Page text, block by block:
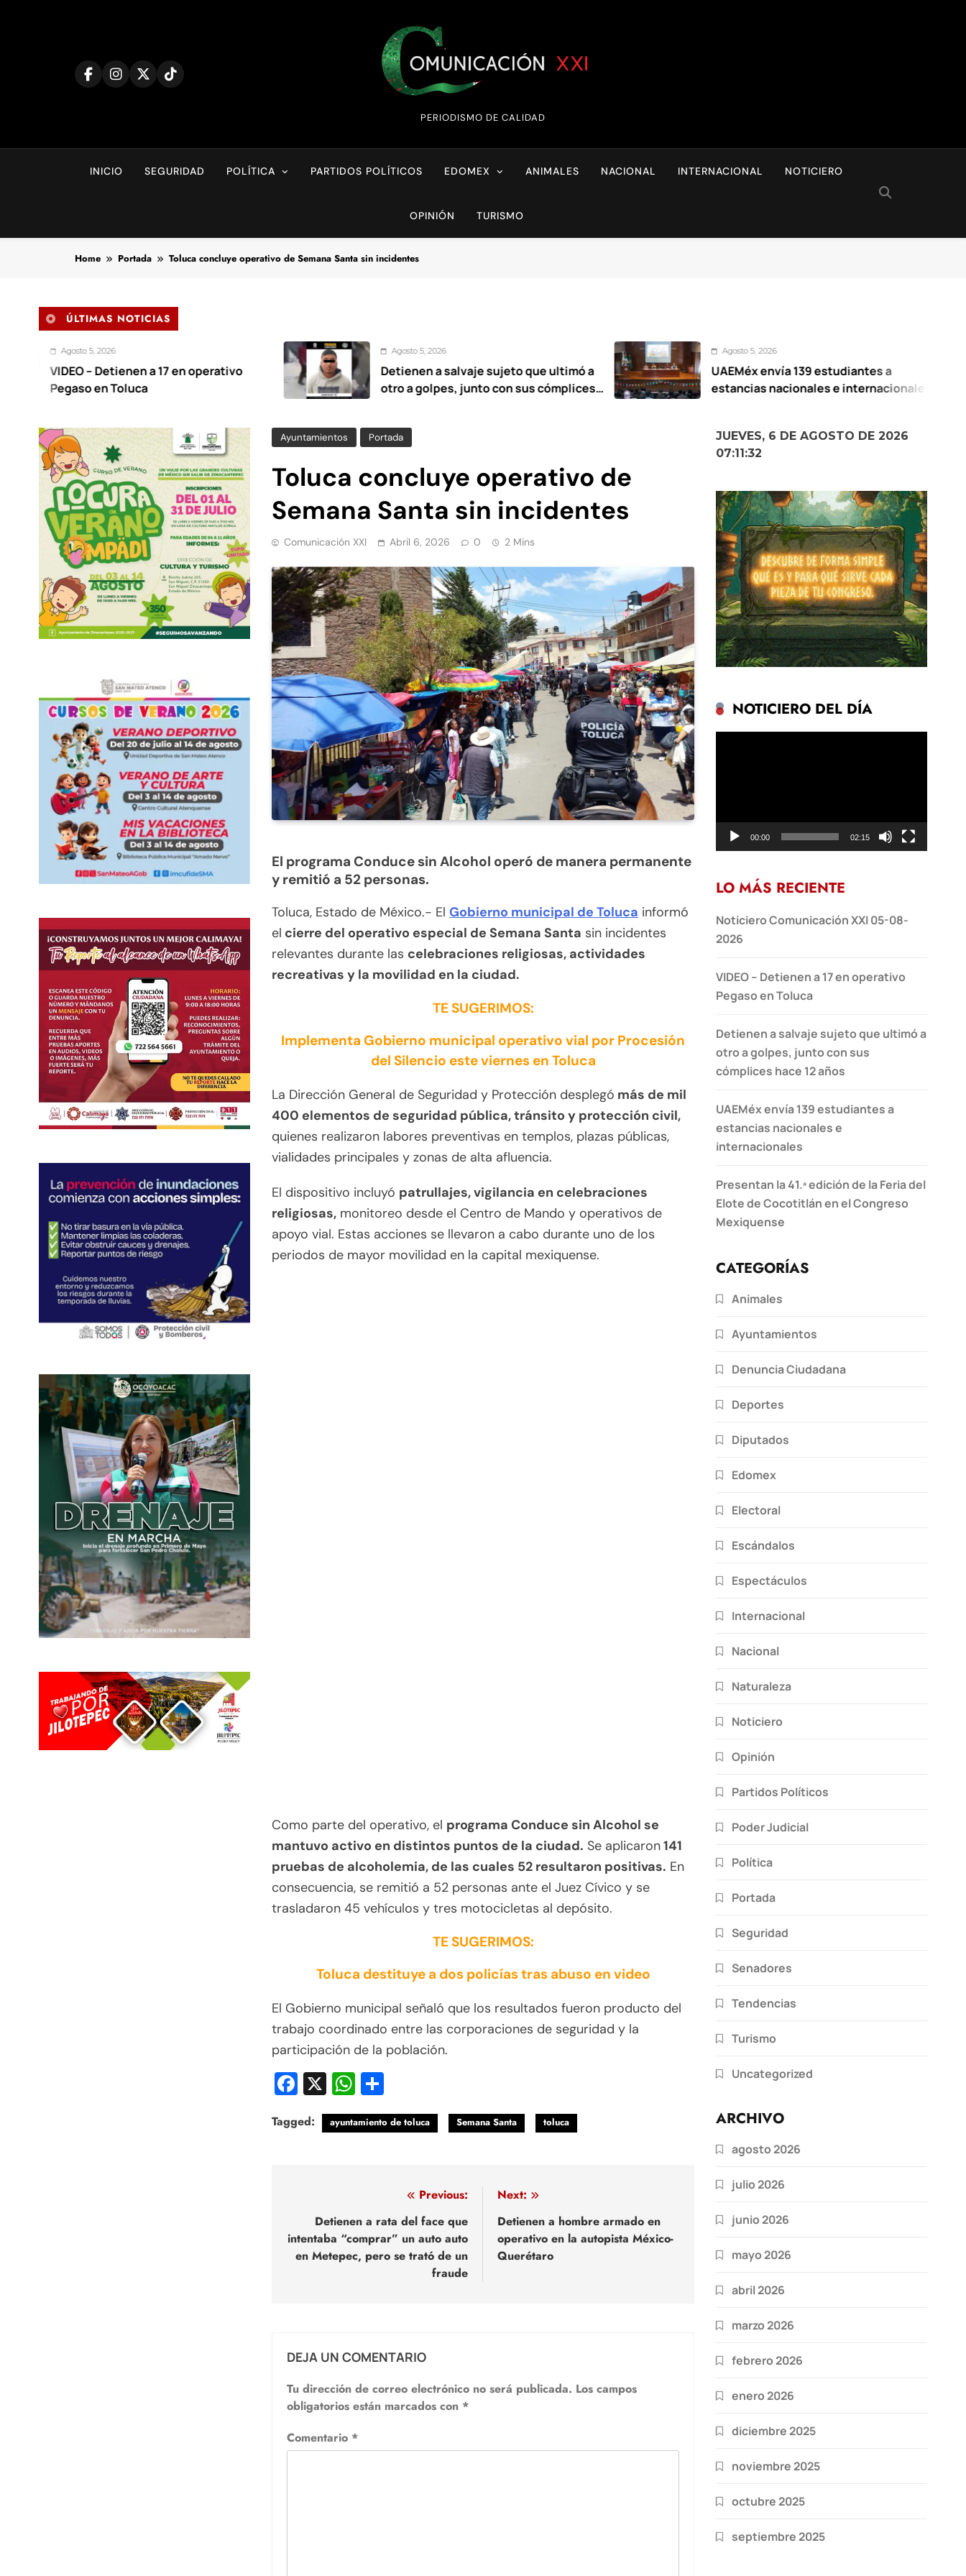
Comunicación XXI
PERIODISMO DE CALIDAD
INICIO SEGURIDAD POLÍTICA PARTIDOS POLÍTICOS EDOMEX ANIMALES NACIONAL INTERNACIONAL NOTICIERO
OPINIÓN TURISMO
Home Portada Toluca concluye operativo de Semana Santa sin incidentes
ÚLTIMAS NOTICIAS
Detienen a 17 en operativo
Toluca
Agosto 5, 2026
Detienen a salvaje sujeto que ultimó a
otro a golpes, junto con sus cómplices
Agosto 5, 2026
UAEMéx envía 139 estudiantes a
estancias nacionales e internacionales
Ayuntamientos Portada
Toluca concluye operativo de
Semana Santa sin incidentes
Comunicación XXI Abril 6, 2026 0 2 Mins
El programa Conduce sin Alcohol operó de manera permanente
y remitió a 52 personas.
Toluca, Estado de México.- El Gobierno municipal de Toluca informó
el cierre del operativo especial de Semana Santa sin incidentes
relevantes durante las celebraciones religiosas, actividades
recreativas y la movilidad en la ciudad.
TE SUGERIMOS:
Implementa Gobierno municipal operativo vial por Procesión
del Silencio este viernes en Toluca
La Dirección General de Seguridad y Protección desplegó más de mil
400 elementos de seguridad pública, tránsito y protección civil,
quienes realizaron labores preventivas en templos, plazas públicas,
vialidades principales y zonas de alta afluencia.
El dispositivo incluyó patrullajes, vigilancia en celebraciones
religiosas, monitoreo desde el Centro de Mando y operativos de
apoyo vial. Estas acciones se llevaron a cabo durante uno de los
periodos de mayor movilidad en la capital mexiquense.
Como parte del operativo, el programa Conduce sin Alcohol se
mantuvo activo en distintos puntos de la ciudad. Se aplicaron141
pruebas de alcoholemia, de las cuales 52 resultaron positivas. En
consecuencia, se remitió a 52 personas ante el Juez Cívico y se
trasladaron 45 vehículos y tres motocicletas al depósito.
TE SUGERIMOS:
Toluca destituye a dos policías tras abuso en video
El Gobierno municipal señaló que los resultados fueron producto del
trabajo coordinado entre las corporaciones de seguridad y la
participación de la población.
Facebook
X WhatsApp
Tagged: ayuntamiento de toluca Semana Santa toluca
entradas
Previous:
Detienen a rata del face que
intentaba “comprar” un auto auto
en Metepec, pero se trató de un
fraude
Next:
Detienen a hombre armado en
operativo en la autopista México-
Querétaro
DEJA UN COMENTARIO
Tu dirección de correo electrónico no será publicada. Los campos
obligatorios están marcados con *
Comentario *
JUEVES, 6 DE AGOSTO DE 2026
07:11:34
NOTICIERO DEL DÍA
00:00 02:15
LO MÁS RECIENTE
Noticiero Comunicación XXI 05-08-
2026
VIDEO – Detienen a 17 en operativo
Pegaso en Toluca
Detienen a salvaje sujeto que ultimó a
otro a golpes, junto con sus
cómplices hace 12 años
UAEMéx envía 139 estudiantes a
estancias nacionales e
internacionales
Presentan la 41.ª edición de la Feria del
Elote de Cocotitlán en el Congreso
Mexiquense
CATEGORÍAS
Animales
Ayuntamientos
Denuncia Ciudadana
Deportes
Diputados
Edomex
Electoral
Escándalos
Espectáculos
Internacional
Nacional
Naturaleza
Noticiero
Opinión
Partidos Políticos
Poder Judicial
Política
Portada
Seguridad
Senadores
Tendencias
Turismo
Uncategorized
ARCHIVO
agosto 2026
julio 2026
junio 2026
mayo 2026
abril 2026
marzo 2026
febrero 2026
enero 2026
diciembre 2025
noviembre 2025
octubre 2025
septiembre 2025